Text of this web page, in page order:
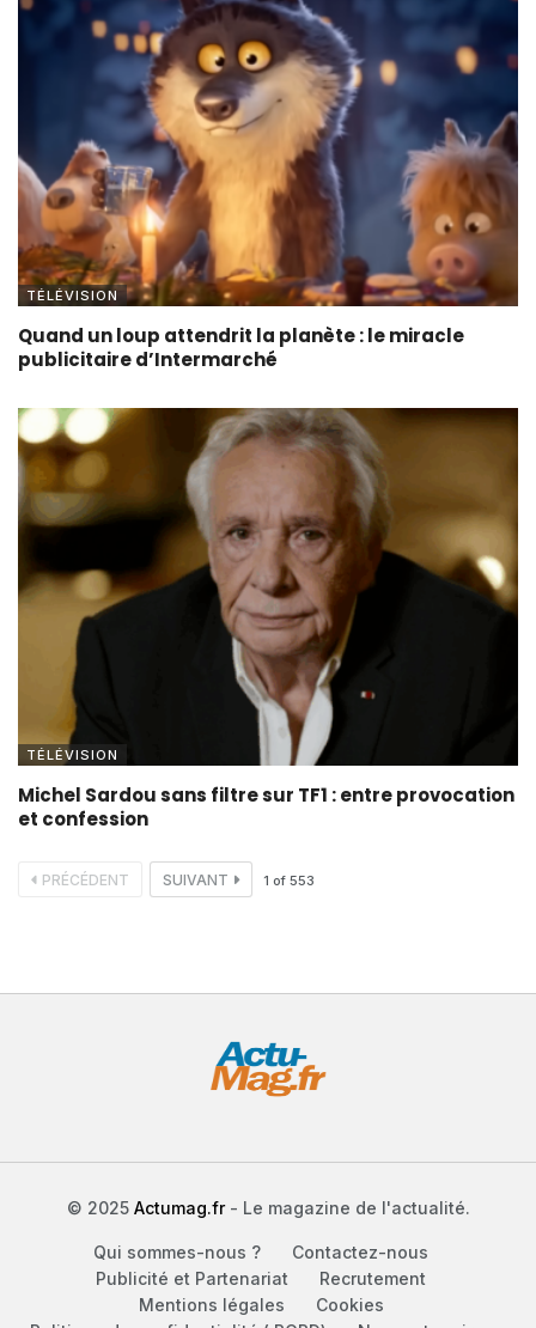
TÉLÉVISION
Quand un loup attendrit la planète : le miracle
publicitaire d’Intermarché
TÉLÉVISION
Michel Sardou sans filtre sur TF1 : entre provocation
et confession
PRÉCÉDENT SUIVANT 1 of 553
© 2025 Actumag.fr- Le magazine de l'actualité.
Qui sommes-nous ?
Contactez-nous
Publicité et Partenariat
Recrutement
Mentions légales
Cookies